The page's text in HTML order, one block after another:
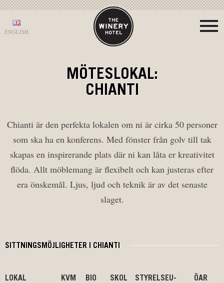
ENGLISH
MÖTESLOKAL:
CHIANTI
Chianti är den perfektalokalen om ni är cirka 50 personer
som ska ha en konferens. Med fönster från golv till tak
skapas en inspirerande plats där ni kan låta er kreativitet
flöda. Allt möblemang är flexibelt och kan justeras efter
era önskemål. Ljus, ljud och teknik är av det senaste
slaget.
SITTNINGSMÖJLIGHETER I CHIANTI
LOKAL KVM BIO SKOL STYRELSEU-
ÖAR